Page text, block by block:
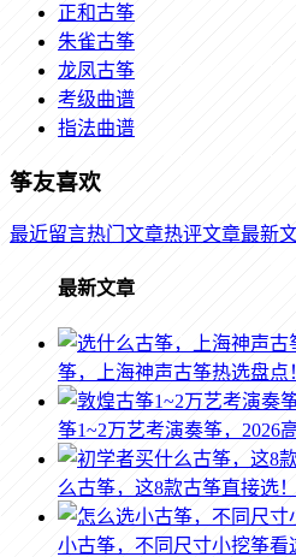
正和古筝
朱雀古筝
龙凤古筝
考级曲谱
指法曲谱
筝友喜欢
最近留言热门文章热评文章最新
最新文章
筝，上海神声古筝热选盘点
筝1~2万艺考演奏筝，2026
么古筝，这8款古筝直接选！
小古筝，不同尺寸小挖筝看